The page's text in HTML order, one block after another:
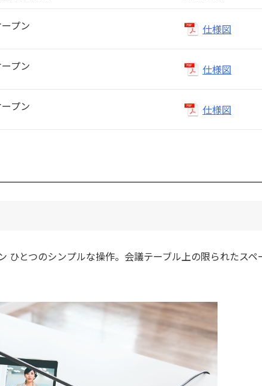
プン 仕様図
プン 仕様図
プン 仕様図
とつのシンプルな操作。会議テーブル上の限られたスペ